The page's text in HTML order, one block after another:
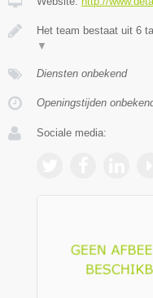
Het team bestaat uit 6
▼
Diensten onbekend
Openingstijden
Sociale media: